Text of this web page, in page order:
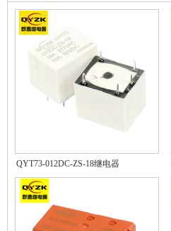
QYT73-012DC-ZS-18继电器